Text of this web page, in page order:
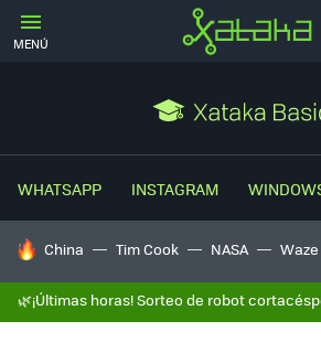
MENÚ
WHATSAPP INSTAGRAM
HOY SE HABLA DE
China Tim Cook NASA Waze
🌿¡Últimas horas! Sorteo de robot